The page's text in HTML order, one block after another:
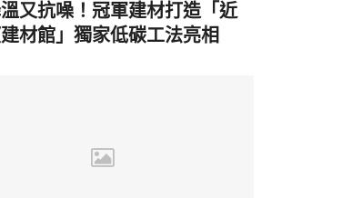
又抗噪！冠軍建材打造「近
材館」獨家低碳工法亮相